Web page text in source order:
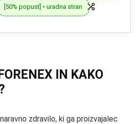
[50% popust] • uradna stran
IN KAKO
zdravilo, ki ga proizvajalec